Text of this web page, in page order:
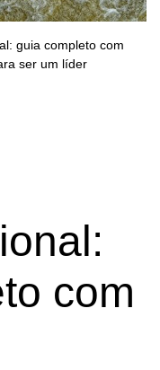
guia completo com
ser um líder
com